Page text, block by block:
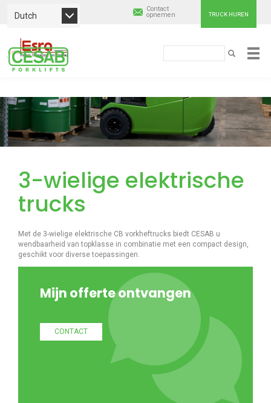
Overslaan
en
naar
de
inhoud
Dutch TRUCK HUREN
Contact
opnemen
ZOEKEN
Cesab
Material
Handling
Europe
3-wielige elektrische
trucks
Met de 3-wielige elektrische CB vorkheftrucks biedt CESAB u
wendbaarheid van topklasse in combinatie met een compact design,
geschikt voor diverse toepassingen.
Mijn offerte ontvangen
CONTACT